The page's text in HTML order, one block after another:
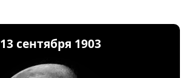
13 сентября 1903